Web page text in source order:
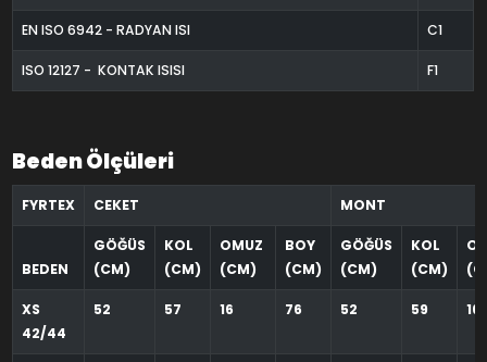
EN ISO 6942 - RADYAN ISI C1
ISO 12127 - KONTAK ISISI F1
Beden Ölçüleri
FYRTEX CEKET MONT
BEDEN
GÖĞÜS
(CM)
KOL
(CM)
OMUZ
(CM)
BOY
(CM)
GÖĞÜS
(CM)
KOL
(CM)
XS
42/44
52 57 16 76 52 59 16